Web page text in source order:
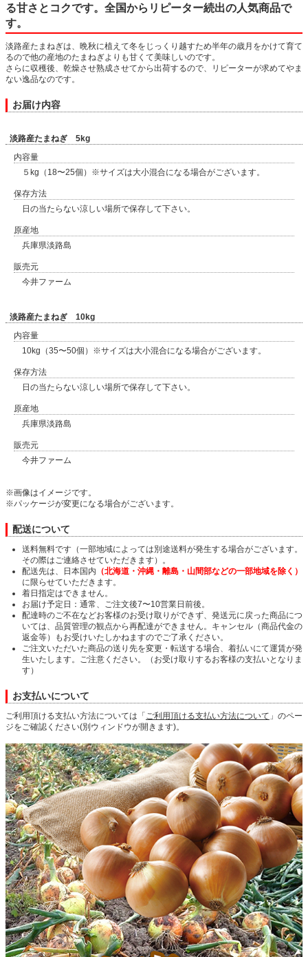
る甘さとコクです。全国からリピーター続出の人気商品で
す。
淡路産たまねぎは、晩秋に植えて冬をじっくり越すため半年の歳月をかけて育て
るので他の産地のたまねぎよりも甘くて美味しいのです。
さらに収穫後、乾燥させ熟成させてから出荷するので、リピーターが求めてやま
ない逸品なのです。
お届け内容
淡路産たまねぎ 5kg
内容量
５kg（18〜25個）※サイズは大小混合になる場合がございます。
保存方法
日の当たらない涼しい場所で保存して下さい。
原産地
兵庫県淡路島
販売元
今井ファーム
淡路産たまねぎ 10kg
内容量
10kg（35〜50個）※サイズは大小混合になる場合がございます。
保存方法
日の当たらない涼しい場所で保存して下さい。
原産地
兵庫県淡路島
販売元
今井ファーム
※画像はイメージです。
※パッケージが変更になる場合がございます。
配送について
送料無料です（一部地域によっては別途送料が発生する場合がございます。
その際はご連絡させていただきます）。
配送先は、日本国内 （北海道・沖縄・離島・山間部などの一部地域を除く）
に限らせていただきます。
着日指定はできません。
お届け予定日：通常、ご注文後7〜10営業日前後。
配達時のご不在などお客様のお受け取りができず、発送元に戻った商品につ
いては、品質管理の観点から再配達ができません。キャンセル（商品代金の
返金等）もお受けいたしかねますのでご了承ください。
ご注文いただいた商品の送り先を変更・転送する場合、着払いにて運賃が発
生いたします。ご注意ください。（お受け取りするお客様の支払いとなりま
す）
お支払いについて
ご利用頂ける支払い方法については「 ご利用頂ける支払い方法について 」のペー
ジをご確認ください(別ウィンドウが開きます)。